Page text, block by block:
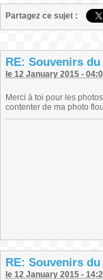
Partagez ce sujet :
RE: Souvenirs
le 12 January 2015 -
Merci à toi pour les
contenter de ma photo
RE: Souvenirs
le 12 January 2015 -